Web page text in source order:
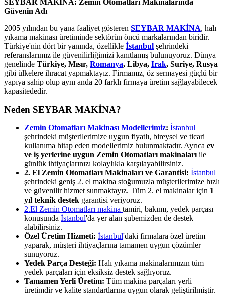
Güvenin Adı
2005 yılından bu yana faaliyet gösteren SEYBAR MAKİNA, halı
yıkama makinası üretiminde sektörün öncü markalarından biridir.
Türkiye'nin dört bir yanında, özellikle İstanbul şehrindeki
referanslarımız ile güvenilirliğimizi kanıtlamış bulunuyoruz. Dünya
genelinde Türkiye, Mısır, Romanya, Libya, Irak, Suriye, Rusya
gibi ülkelere ihracat yapmaktayız. Firmamız, öz sermayesi güçlü bir
yapıya sahip olup aynı anda 20 farklı firmaya üretim sağlayabilecek
kapasitededir.
Neden SEYBAR MAKİNA?
Zemin Otomatları Makinası Modellerimiz: İstanbul
şehrindeki müşterilerimize uygun fiyatlı, bireysel ve ticari
kullanıma hitap eden modellerimiz bulunmaktadır. Ayrıca ev
ve iş yerlerine uygun Zemin Otomatları makinaları ile
günlük ihtiyaçlarınızı kolaylıkla karşılayabilirsiniz.
2. El Zemin Otomatları Makinaları ve Garantisi: İstanbul
şehrindeki geniş 2. el makina stoğumuzla müşterilerimize hızlı
ve güvenilir hizmet sunmaktayız. Tüm 2. el makinalar için 1
yıl teknik destek garantisi veriyoruz.
2.El Zemin Otomatları makina tamiri, bakımı, yedek parçası
konusunda İstanbul'da yer alan şubemizden de destek
alabilirsiniz.
Özel Üretim Hizmeti: İstanbul'daki firmalara özel üretim
yaparak, müşteri ihtiyaçlarına tamamen uygun çözümler
sunuyoruz.
Yedek Parça Desteği: Halı yıkama makinalarımızın tüm
yedek parçaları için eksiksiz destek sağlıyoruz.
Tamamen Yerli Üretim: Tüm makina parçaları yerli
üretimdir ve kalite standartlarına uygun olarak geliştirilmiştir.